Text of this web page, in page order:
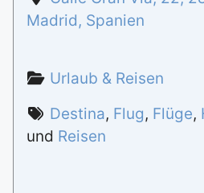
Madrid, Spanien
Urlaub & Reisen
Destina, Flug, Flüge,
und Reisen